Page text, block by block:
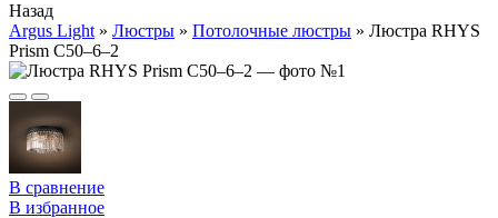
Назад
Argus Light » Люстры » Потолочные люстры » Люстра RHYS
Prism C50–6–2
В сравнение
В избранное